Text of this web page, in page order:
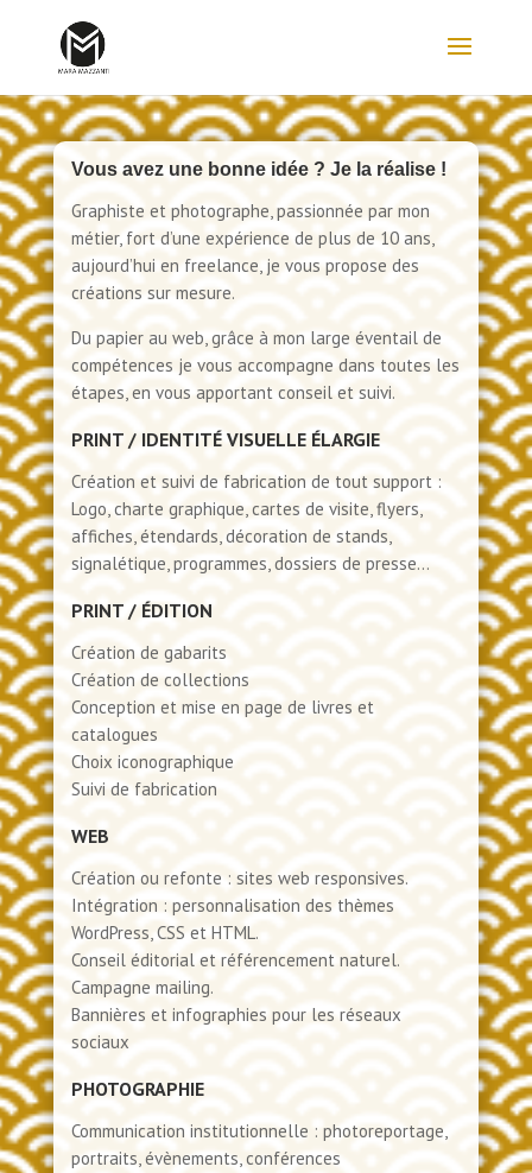
Vous avez une bonne idée ? Je la réalise !
Graphiste et photographe, passionnée par mon
métier, fort d’une expérience de plus de 10 ans,
aujourd’hui en freelance, je vous propose des
créations sur mesure.
Du papier au web, grâce à mon large éventail de
compétences je vous accompagne dans toutes les
étapes, en vous apportant conseil et suivi.
PRINT / IDENTITÉ VISUELLE ÉLARGIE
Création et suivi de fabrication de tout support :
Logo, charte graphique, cartes de visite, flyers,
affiches, étendards, décoration de stands,
signalétique, programmes, dossiers de presse…
PRINT / ÉDITION
Création de gabarits
Création de collections
Conception et mise en page de livres et
catalogues
Choix iconographique
Suivi de fabrication
WEB
Création ou refonte : sites web responsives.
Intégration : personnalisation des thèmes
WordPress, CSS et HTML.
Conseil éditorial et référencement naturel.
Campagne mailing.
Bannières et infographies pour les réseaux
sociaux
PHOTOGRAPHIE
Communication institutionnelle : photoreportage,
portraits, évènements, conférences